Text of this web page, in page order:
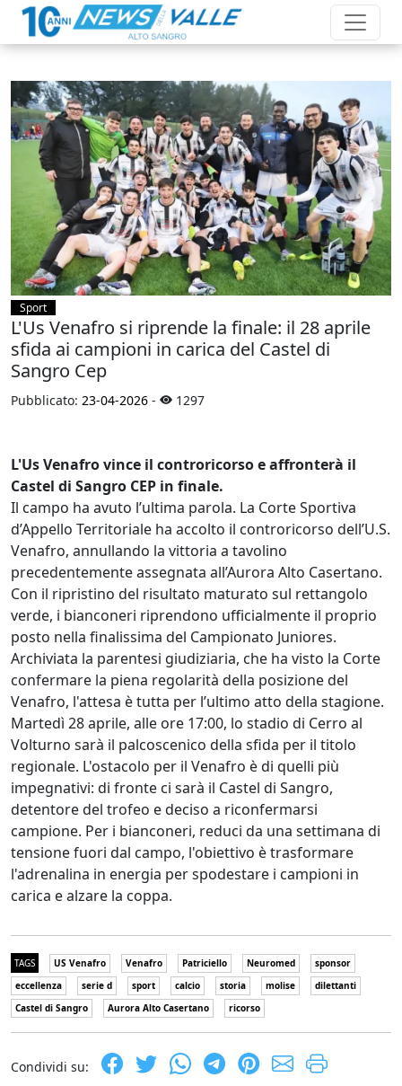
Sport
L'Us Venafro si riprende la finale: il 28 aprile
sfida ai campioni in carica del Castel di
Sangro Cep
Pubblicato: 23-04-2026 - 1297
L'Us Venafro vince il controricorso e affronterà il
Castel di Sangro CEP in finale.
Il campo ha avuto l’ultima parola. La Corte Sportiva
d’Appello Territoriale ha accolto il controricorso dell’U.S.
Venafro, annullando la vittoria a tavolino
precedentemente assegnata all’Aurora Alto Casertano.
Con il ripristino del risultato maturato sul rettangolo
verde, i bianconeri riprendono ufficialmente il proprio
posto nella finalissima del Campionato Juniores.
Archiviata la parentesi giudiziaria, che ha visto la Corte
confermare la piena regolarità della posizione del
Venafro, l'attesa è tutta per l’ultimo atto della stagione.
Martedì 28 aprile, alle ore 17:00, lo stadio di Cerro al
Volturno sarà il palcoscenico della sfida per il titolo
regionale. L'ostacolo per il Venafro è di quelli più
impegnativi: di fronte ci sarà il Castel di Sangro,
detentore del trofeo e deciso a riconfermarsi
campione. Per i bianconeri, reduci da una settimana di
tensione fuori dal campo, l'obiettivo è trasformare
l'adrenalina in energia per spodestare i campioni in
carica e alzare la coppa.
TAGS US Venafro Venafro Patriciello Neuromed
sponsor
eccellenza
serie d sport calcio storia molise
dilettanti
Castel di Sangro
Aurora Alto Casertano ricorso
Condividi su: